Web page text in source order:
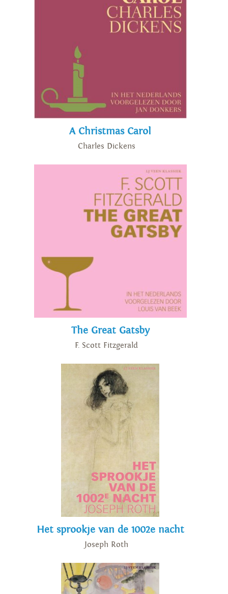
A Christmas Carol
Charles Dickens
The Great Gatsby
F. Scott Fitzgerald
Het sprookje van de 1002e nacht
Joseph Roth